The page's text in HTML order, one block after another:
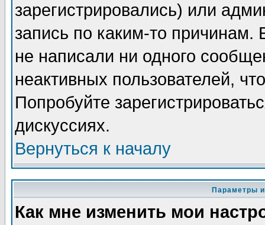
зарегистрировались) или
запись по каким-то
не написали ни одного
неактивных пользователей,
Попробуйте
дискуссиях.
Вернуться к началу
Параметры
Как мне изменить мои